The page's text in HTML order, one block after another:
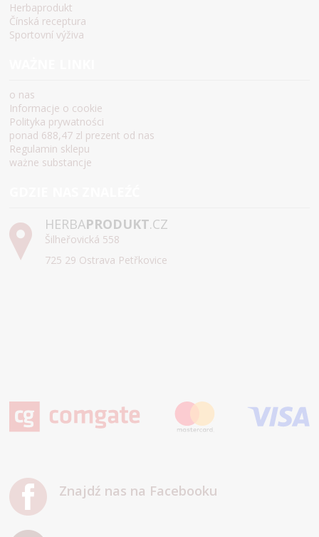
Herbaprodukt
Čínská receptura
Sportovní výživa
o nas
Informacje o cookie
Polityka prywatności
ponad 688,47 zl prezent od nas
Regulamin sklepu
ważne substancje
HERBAPRODUKT.CZ
Šilheřovická 558
725 29 Ostrava Petřkovice
Znajdź nas na Facebooku